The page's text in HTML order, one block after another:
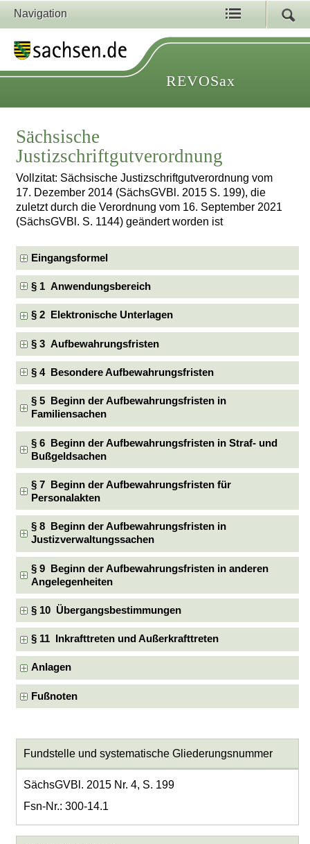
Navigation
REVOSax
Sächsische
Justizschriftgutverordnung
Vollzitat: Sächsische Justizschriftgutverordnung vom
17. Dezember 2014 (SächsGVBl. 2015 S. 199), die
zuletzt durch die Verordnung vom 16. September 2021
(SächsGVBl. S. 1144) geändert worden ist
Eingangsformel
§ 1 Anwendungsbereich
§ 2 Elektronische Unterlagen
§ 3 Aufbewahrungsfristen
§ 4 Besondere Aufbewahrungsfristen
§ 5 Beginn der Aufbewahrungsfristen in
Familiensachen
§ 6 Beginn der Aufbewahrungsfristen in Straf- und
Bußgeldsachen
§ 7 Beginn der Aufbewahrungsfristen für
Personalakten
§ 8 Beginn der Aufbewahrungsfristen in
Justizverwaltungssachen
§ 9 Beginn der Aufbewahrungsfristen in anderen
Angelegenheiten
§ 10 Übergangsbestimmungen
§ 11 Inkrafttreten und Außerkrafttreten
Anlagen
Fußnoten
Fundstelle und systematische Gliederungsnummer
SächsGVBl. 2015 Nr. 4, S. 199
Fsn-Nr.: 300-14.1